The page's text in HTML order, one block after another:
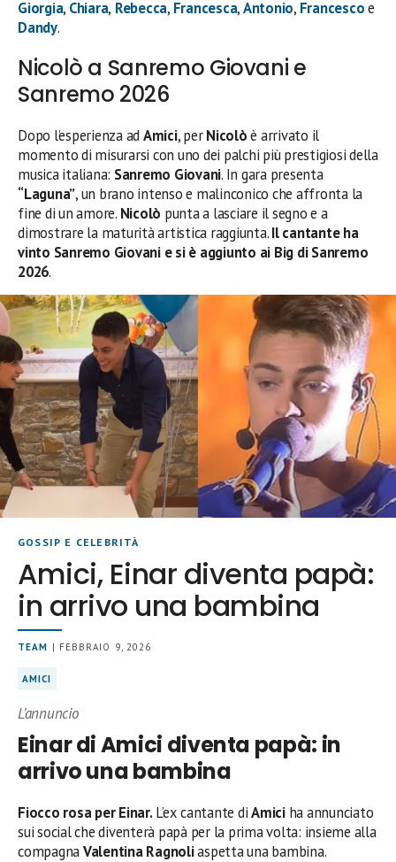
Giorgia, Chiara, Rebecca, Francesca,Antonio, Francescoe
Dandy.
Nicolò a Sanremo Giovani e
Sanremo 2026
Dopo l’esperienza adAmici, perNicolòè arrivato il
momento di misurarsi con uno dei palchi più prestigiosi della
musica italiana: Sanremo Giovani. In gara presenta
“Laguna”, un brano intenso e malinconico che affronta la
fine di un amore. Nicolò punta a lasciare il segno e a
dimostrare la maturità artistica raggiunta.Il cantante ha
vinto Sanremo Giovani e si è aggiunto ai Big di Sanremo
2026.
GOSSIP E CELEBRITÀ
Amici, Einar diventa papà:
in arrivo una bambina
TEAM | FEBBRAIO 9, 2026
AMICI
L’annuncio
Einar di Amici diventa papà: in
arrivo una bambina
Fiocco rosa per Einar.L’ex cantante diAmiciha annunciato
sui social che diventerà papà per la prima volta: insieme alla
compagnaValentina Ragnoliaspetta una bambina.